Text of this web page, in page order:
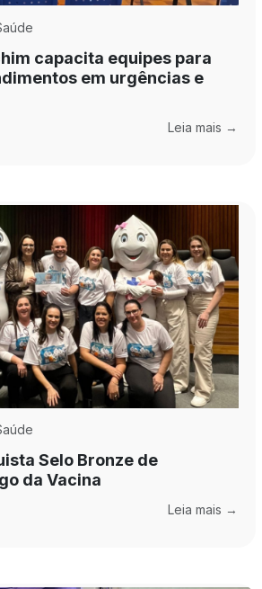
capacita equipes para
em urgências e
Leia mais →
Selo Bronze de
da Vacina
Leia mais →